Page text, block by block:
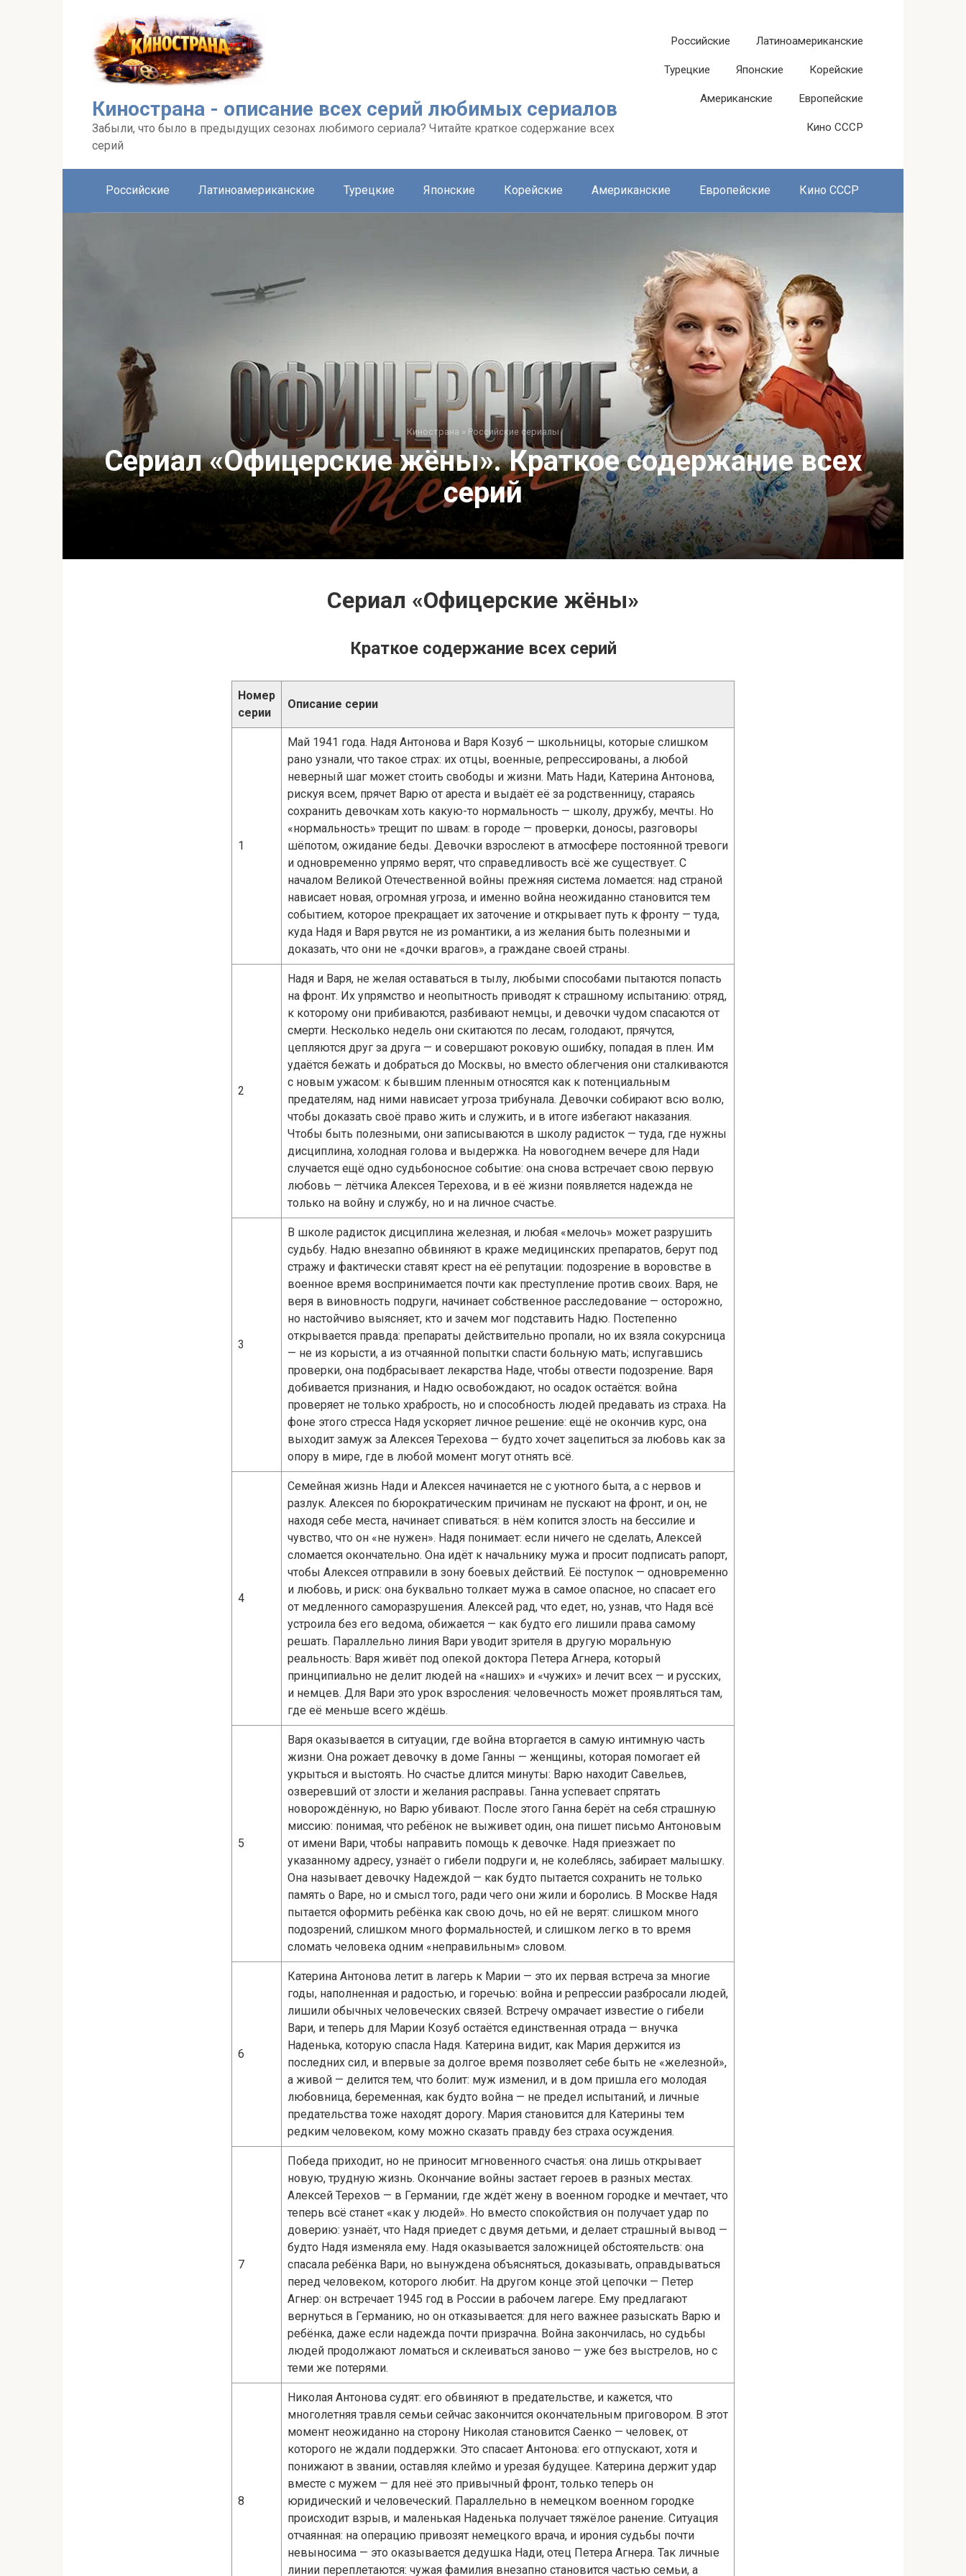
Кинострана - описание всех серий любимых сериалов
Забыли, что было в предыдущих сезонах любимого сериала? Читайте краткое содержание всех
серий
Российские Латиноамериканские
Турецкие Японские Корейские
Американские Европейские
Кино СССР
Российские Латиноамериканские Турецкие Японские Корейские Американские Европейские Кино СССР
Кинострана » Российские сериалы
Сериал «Офицерские жёны». Краткое содержание всех
серий
Сериал «Офицерские жёны»
Краткое содержание всех серий
Номер
серии
Описание серии
1
Май 1941 года. Надя Антонова и Варя Козуб — школьницы, которые слишком
рано узнали, что такое страх: их отцы, военные, репрессированы, а любой
неверный шаг может стоить свободы и жизни. Мать Нади, Катерина Антонова,
рискуя всем, прячет Варю от ареста и выдаёт её за родственницу, стараясь
сохранить девочкам хоть какую-то нормальность — школу, дружбу, мечты. Но
«нормальность» трещит по швам: в городе — проверки, доносы, разговоры
шёпотом, ожидание беды. Девочки взрослеют в атмосфере постоянной тревоги
и одновременно упрямо верят, что справедливость всё же существует. С
началом Великой Отечественной войны прежняя система ломается: над страной
нависает новая, огромная угроза, и именно война неожиданно становится тем
событием, которое прекращает их заточение и открывает путь к фронту — туда,
куда Надя и Варя рвутся не из романтики, а из желания быть полезными и
доказать, что они не «дочки врагов», а граждане своей страны.
2
Надя и Варя, не желая оставаться в тылу, любыми способами пытаются попасть
на фронт. Их упрямство и неопытность приводят к страшному испытанию: отряд,
к которому они прибиваются, разбивают немцы, и девочки чудом спасаются от
смерти. Несколько недель они скитаются по лесам, голодают, прячутся,
цепляются друг за друга — и совершают роковую ошибку, попадая в плен. Им
удаётся бежать и добраться до Москвы, но вместо облегчения они сталкиваются
с новым ужасом: к бывшим пленным относятся как к потенциальным
предателям, над ними нависает угроза трибунала. Девочки собирают всю волю,
чтобы доказать своё право жить и служить, и в итоге избегают наказания.
Чтобы быть полезными, они записываются в школу радисток — туда, где нужны
дисциплина, холодная голова и выдержка. На новогоднем вечере для Нади
случается ещё одно судьбоносное событие: она снова встречает свою первую
любовь — лётчика Алексея Терехова, и в её жизни появляется надежда не
только на войну и службу, но и на личное счастье.
3
В школе радисток дисциплина железная, и любая «мелочь» может разрушить
судьбу. Надю внезапно обвиняют в краже медицинских препаратов, берут под
стражу и фактически ставят крест на её репутации: подозрение в воровстве в
военное время воспринимается почти как преступление против своих. Варя, не
веря в виновность подруги, начинает собственное расследование — осторожно,
но настойчиво выясняет, кто и зачем мог подставить Надю. Постепенно
открывается правда: препараты действительно пропали, но их взяла сокурсница
— не из корысти, а из отчаянной попытки спасти больную мать; испугавшись
проверки, она подбрасывает лекарства Наде, чтобы отвести подозрение. Варя
добивается признания, и Надю освобождают, но осадок остаётся: война
проверяет не только храбрость, но и способность людей предавать из страха. На
фоне этого стресса Надя ускоряет личное решение: ещё не окончив курс, она
выходит замуж за Алексея Терехова — будто хочет зацепиться за любовь как за
опору в мире, где в любой момент могут отнять всё.
4
Семейная жизнь Нади и Алексея начинается не с уютного быта, а с нервов и
разлук. Алексея по бюрократическим причинам не пускают на фронт, и он, не
находя себе места, начинает спиваться: в нём копится злость на бессилие и
чувство, что он «не нужен». Надя понимает: если ничего не сделать, Алексей
сломается окончательно. Она идёт к начальнику мужа и просит подписать рапорт,
чтобы Алексея отправили в зону боевых действий. Её поступок — одновременно
и любовь, и риск: она буквально толкает мужа в самое опасное, но спасает его
от медленного саморазрушения. Алексей рад, что едет, но, узнав, что Надя всё
устроила без его ведома, обижается — как будто его лишили права самому
решать. Параллельно линия Вари уводит зрителя в другую моральную
реальность: Варя живёт под опекой доктора Петера Агнера, который
принципиально не делит людей на «наших» и «чужих» и лечит всех — и русских,
и немцев. Для Вари это урок взросления: человечность может проявляться там,
где её меньше всего ждёшь.
5
Варя оказывается в ситуации, где война вторгается в самую интимную часть
жизни. Она рожает девочку в доме Ганны — женщины, которая помогает ей
укрыться и выстоять. Но счастье длится минуты: Варю находит Савельев,
озверевший от злости и желания расправы. Ганна успевает спрятать
новорождённую, но Варю убивают. После этого Ганна берёт на себя страшную
миссию: понимая, что ребёнок не выживет один, она пишет письмо Антоновым
от имени Вари, чтобы направить помощь к девочке. Надя приезжает по
указанному адресу, узнаёт о гибели подруги и, не колеблясь, забирает малышку.
Она называет девочку Надеждой — как будто пытается сохранить не только
память о Варе, но и смысл того, ради чего они жили и боролись. В Москве Надя
пытается оформить ребёнка как свою дочь, но ей не верят: слишком много
подозрений, слишком много формальностей, и слишком легко в то время
сломать человека одним «неправильным» словом.
6
Катерина Антонова летит в лагерь к Марии — это их первая встреча за многие
годы, наполненная и радостью, и горечью: война и репрессии разбросали людей,
лишили обычных человеческих связей. Встречу омрачает известие о гибели
Вари, и теперь для Марии Козуб остаётся единственная отрада — внучка
Наденька, которую спасла Надя. Катерина видит, как Мария держится из
последних сил, и впервые за долгое время позволяет себе быть не «железной»,
а живой — делится тем, что болит: муж изменил, и в дом пришла его молодая
любовница, беременная, как будто война — не предел испытаний, и личные
предательства тоже находят дорогу. Мария становится для Катерины тем
редким человеком, кому можно сказать правду без страха осуждения.
7
Победа приходит, но не приносит мгновенного счастья: она лишь открывает
новую, трудную жизнь. Окончание войны застает героев в разных местах.
Алексей Терехов — в Германии, где ждёт жену в военном городке и мечтает, что
теперь всё станет «как у людей». Но вместо спокойствия он получает удар по
доверию: узнаёт, что Надя приедет с двумя детьми, и делает страшный вывод —
будто Надя изменяла ему. Надя оказывается заложницей обстоятельств: она
спасала ребёнка Вари, но вынуждена объясняться, доказывать, оправдываться
перед человеком, которого любит. На другом конце этой цепочки — Петер
Агнер: он встречает 1945 год в России в рабочем лагере. Ему предлагают
вернуться в Германию, но он отказывается: для него важнее разыскать Варю и
ребёнка, даже если надежда почти призрачна. Война закончилась, но судьбы
людей продолжают ломаться и склеиваться заново — уже без выстрелов, но с
теми же потерями.
8
Николая Антонова судят: его обвиняют в предательстве, и кажется, что
многолетняя травля семьи сейчас закончится окончательным приговором. В этот
момент неожиданно на сторону Николая становится Саенко — человек, от
которого не ждали поддержки. Это спасает Антонова: его отпускают, хотя и
понижают в звании, оставляя клеймо и урезая будущее. Катерина держит удар
вместе с мужем — для неё это привычный фронт, только теперь он
юридический и человеческий. Параллельно в немецком военном городке
происходит взрыв, и маленькая Наденька получает тяжёлое ранение. Ситуация
отчаянная: на операцию привозят немецкого врача, и ирония судьбы почти
невыносима — это оказывается дедушка Нади, отец Петера Агнера. Так личные
линии переплетаются: чужая фамилия внезапно становится частью семьи, а